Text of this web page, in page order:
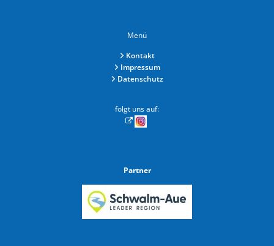
Menü
Kontakt
Impressum
Datenschutz
folgt uns auf:
Partner